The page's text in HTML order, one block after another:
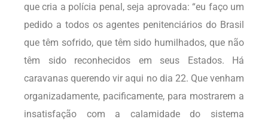
que cria a polícia penal, seja aprovada: “eu faço um
pedido a todos os agentes penitenciários do Brasil
que têm sofrido, que têm sido humilhados, que não
têm sido reconhecidos em seus Estados. Há
caravanas querendo vir aqui no dia 22. Que venham
organizadamente, pacificamente, para mostrarem a
insatisfação com a calamidade do sistema